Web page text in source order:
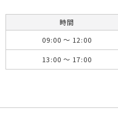
時間
09:00 ～ 12:00
13:00 ～ 17:00